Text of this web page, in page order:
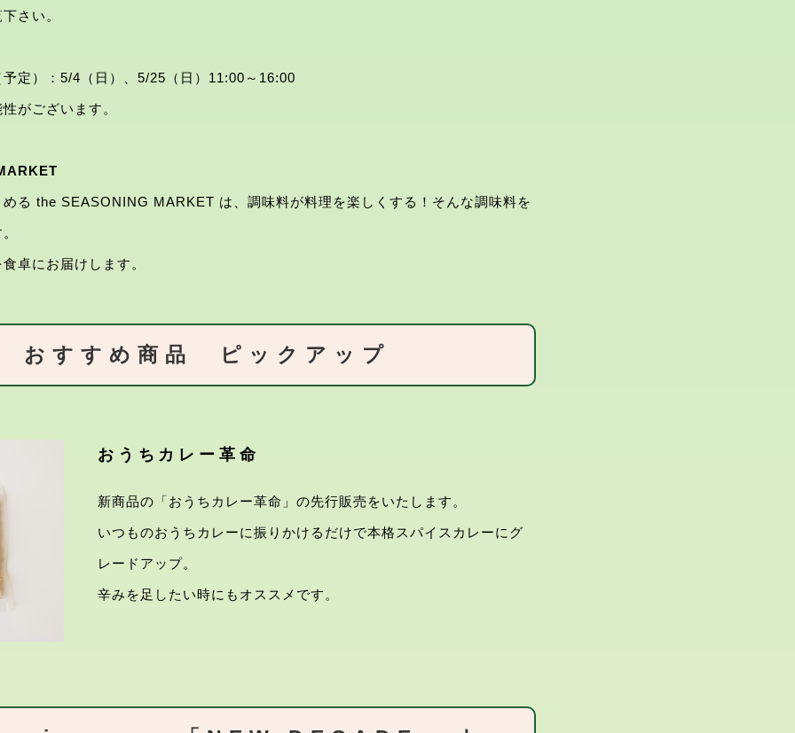
さい。
定）：5/4（日）、5/25（日）11:00～16:00
がございます。
る the SEASONING MARKET は、調味料が料理を楽しくする！そんな調味料を
卓にお届けします。
おすすめ商品 ピックアップ
おうちカレー革命
新商品の「おうちカレー革命」の先行販売をいたします。
いつものおうちカレーに振りかけるだけで本格スパイスカレーにグ
レードアップ。
辛みを足したい時にもオススメです。